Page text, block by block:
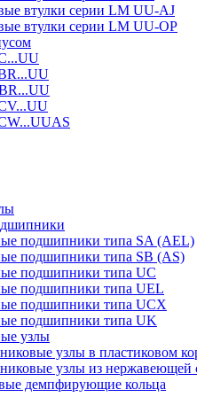
втулки серии LM UU-AJ
втулки серии LM UU-OP
подшипники типа SA (AEL)
подшипники типа SB (AS)
подшипники типа UC
подшипники типа UEL
подшипники типа UCX
подшипники типа UK
узлы
узлы в пластиковом
узлы из нержавеющей
демпфирующие кольца